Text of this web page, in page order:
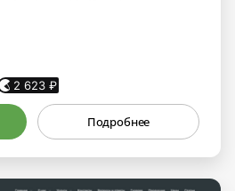
2 623 ₽
Подробнее